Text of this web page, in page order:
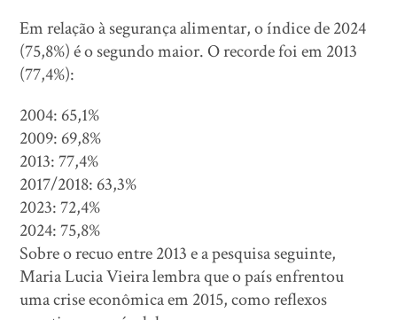
Em relação à segurança alimentar, o índice de 2024
(75,8%) é o segundo maior. O recorde foi em 2013
(77,4%):
2004: 65,1%
2009: 69,8%
2013: 77,4%
2017/2018: 63,3%
2023: 72,4%
2024: 75,8%
Sobre o recuo entre 2013 e a pesquisa seguinte,
Maria Lucia Vieira lembra que o país enfrentou
uma crise econômica em 2015, como reflexos